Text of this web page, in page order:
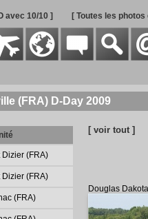
avec 10/10 ] [ Toutes les photos
(FRA) D-Day 2009
Dizier (FRA)
Dizier (FRA)
(FRA)
[ voir tout ]
Douglas Dakota